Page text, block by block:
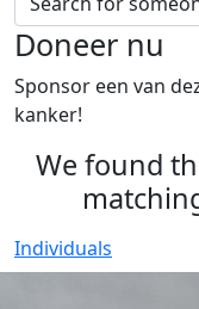
Doneer nu
Sponsor een van
kanker!
We found
Individuals